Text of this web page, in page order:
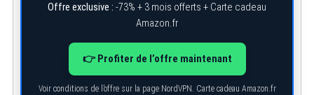
Offre exclusive : -73% + 3 mois offerts + Carte cadeau
Amazon.fr
👉 Profiter de l’offre maintenant
Voir conditions de l’offre sur la page NordVPN. Carte cadeau Amazon.fr